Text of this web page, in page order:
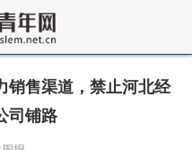
销售渠道，禁止河北经
司铺路